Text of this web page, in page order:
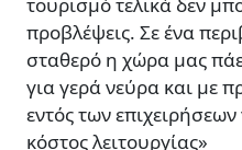
τουρισμό τελικά δεν
προβλέψεις. Σε ένα
σταθερό η χώρα μας
για γερά νεύρα και με
εντός των
κόστος λειτουργίας»